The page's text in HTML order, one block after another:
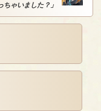
ちゃいました？」